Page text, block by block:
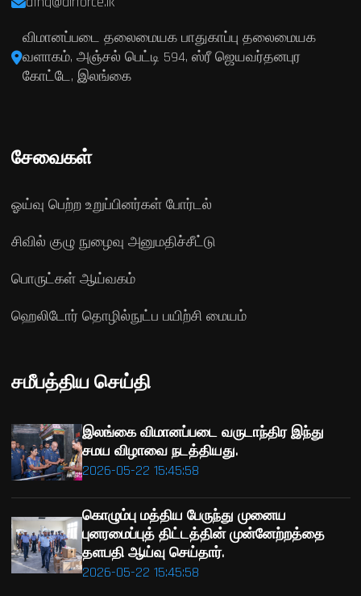
விமானப்படை தலைமையக பாதுகாப்பு தலைமையக
வளாகம், அஞ்சல் பெட்டி 594, ஸ்ரீ ஜெயவர்தனபுர
கோட்டே, இலங்கை
சேவைகள்
ஓய்வு பெற்ற உறுப்பினர்கள் போர்டல்
சிவில் குழு நுழைவு அனுமதிச்சீட்டு
பொருட்கள் ஆய்வகம்
ஹெலிடோர் தொழில்நுட்ப பயிற்சி மையம்
சமீபத்திய செய்தி
2026-05-22 15:45:58
இலங்கை விமானப்படை வருடாந்திர இந்து
சமய விழாவை நடத்தியது.
2026-05-22 15:45:58
கொழும்பு மத்திய பேருந்து முனைய
புனரமைப்புத் திட்டத்தின் முன்னேற்றத்தை
தளபதி ஆய்வு செய்தார்.